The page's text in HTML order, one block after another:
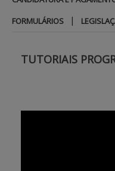
FORMULÁRIOS |
TUTORIAIS